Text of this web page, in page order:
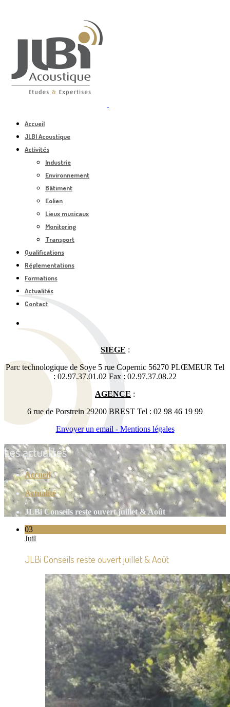
Accueil
JLBI Acoustique
Activités
Industrie
Environnement
Bâtiment
Eolien
Lieux musicaux
Monitoring
Transport
Qualifications
Réglementations
Formations
Actualités
Contact
SIEGE :
Parc technologique de Soye 5 rue Copernic 56270 PLŒMEUR Tel
: 02.97.37.01.02 Fax : 02.97.37.08.22
AGENCE :
6 rue de Porstrein 29200 BREST Tel : 02 98 46 19 99
Envoyer un email - Mentions légales
Les actualités
Accueil
/
Actualité
/
JLBi Conseils reste ouvert juillet & Août
03
Juil
JLBi Conseils reste ouvert juillet & Août